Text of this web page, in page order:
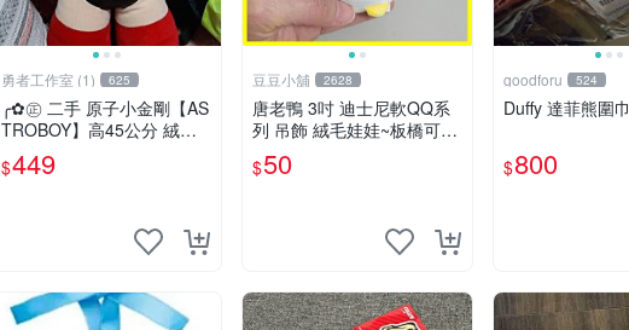
勇者工作室 (1) 625
╭✿㊣ 二手 原子小金剛【AS
TROBOY】高45公分 絨毛/
填充/娃娃/布偶/玩偶 臥房佈
置,擺設,頭枕 特價$449
$449
豆豆小舖 2628
唐老鴨 3吋 迪士尼軟QQ系
列 吊飾 絨毛娃娃~板橋可自
取~6632
$50
goodforu 524
Duffy 達菲熊圍巾
$800